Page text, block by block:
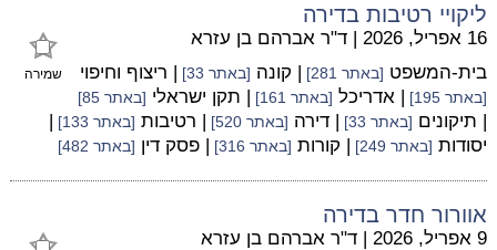
ליקויי רטיבות בדירה
שמירה
16 אפריל, 2026 | ד"ר אברהם בן עזרא
בית-המשפט [באתר 281] | קונה [באתר 33] | ריצוף וחיפוי
[באתר 195] | אדריכל [באתר 161] | תקן ישראלי [באתר 85]
| תיקונים [באתר 33] | דירה [באתר 520] | רטיבות [באתר 133]
|
יסודות [באתר 249] | קורות [באתר 316] | פסק דין [באתר 482]
אוורור חדר בדירה
9 אפריל, 2026 | ד"ר אברהם בן עזרא